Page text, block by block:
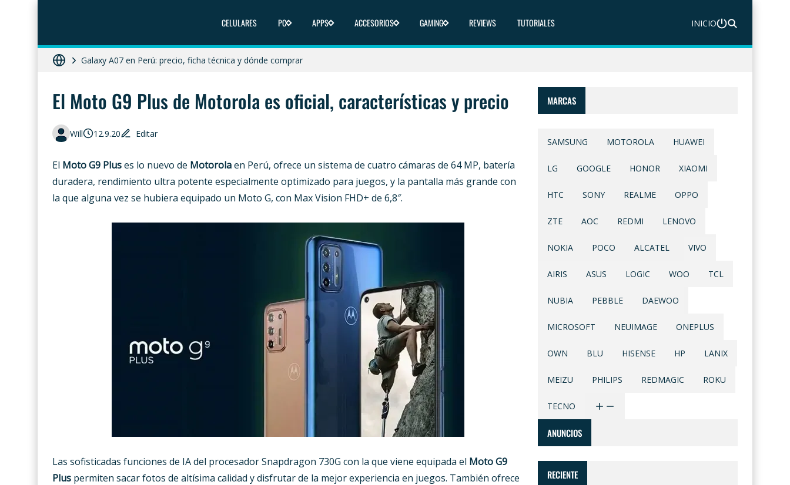
CELULARES PC APPS ACCESORIOS GAMING REVIEWS TUTORIALES
INICIO
Galaxy A07 en Perú: precio, ficha técnica y dónde comprar
Diferencias entre celular libre, desbloqueado y liberado en 2025
Moto G86 Power 5G en Perú: precio, ficha técnica y dónde comprar
El Moto G9 Plus de Motorola es oficial, características y precio
Will 12.9.20 Editar
El Moto G9 Pluses lo nuevo de Motorolaen Perú, ofrece un sistema de cuatro cámaras de 64 MP, batería
duradera, rendimiento ultra potente especialmente optimizado para juegos, y la pantalla más grande con
la que alguna vez se hubiera equipado un Moto G, con Max Vision FHD+ de 6,8″.
Las sofisticadas funciones de IA del procesador Snapdragon 730G con la que viene equipada el Moto G9
Plus permiten sacar fotos de altísima calidad y disfrutar de la mejor experiencia en juegos. También ofrece
MARCAS
SAMSUNG MOTOROLA HUAWEI
LG GOOGLE HONOR XIAOMI
HTC SONY REALME OPPO
ZTE AOC REDMI LENOVO
NOKIA POCO ALCATEL VIVO
AIRIS ASUS LOGIC WOO TCL
NUBIA PEBBLE DAEWOO
MICROSOFT NEUIMAGE ONEPLUS
OWN BLU HISENSE HP LANIX
MEIZU PHILIPS REDMAGIC ROKU
TECNO
ANUNCIOS
RECIENTE